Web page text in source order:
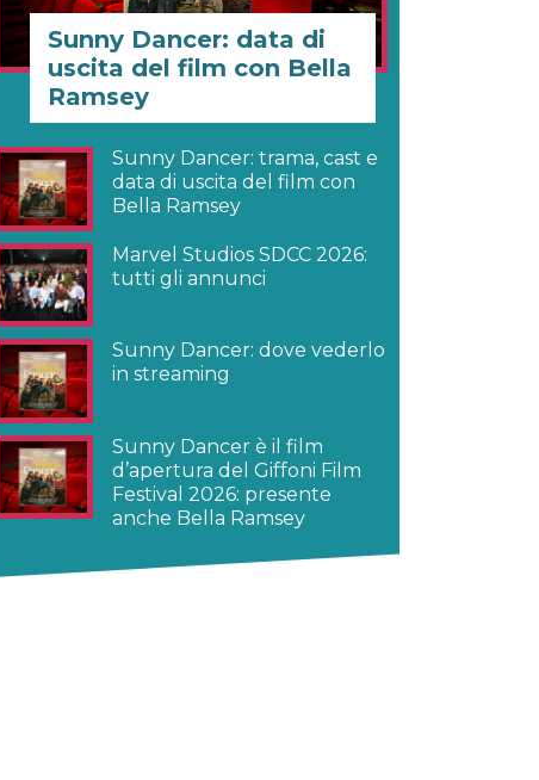
Sunny Dancer: data di
uscita del film con Bella
Ramsey
Sunny Dancer: trama, cast e
data di uscita del film con
Bella Ramsey
Marvel Studios SDCC 2026:
tutti gli annunci
Sunny Dancer: dove vederlo
in streaming
Sunny Dancer è il film
d’apertura del Giffoni Film
Festival 2026: presente
anche Bella Ramsey